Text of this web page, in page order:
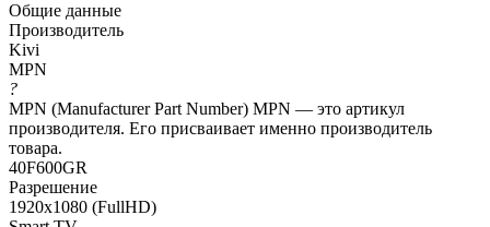
Общие данные
Производитель
Kivi
MPN
?
MPN (Manufacturer Part Number) MPN — это артикул
производителя. Его присваивает именно производитель
товара.
40F600GR
Разрешение
1920х1080 (FullHD)